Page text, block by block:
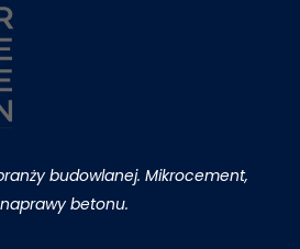
budowlanej. Mikrocement,
betonu.